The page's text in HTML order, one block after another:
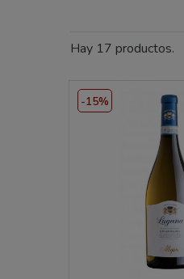
Hay 17 productos.
-15%